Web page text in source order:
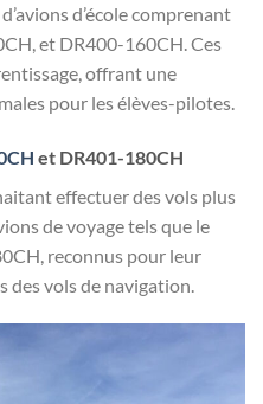
d’école comprenant
et DR400-160CH. Ces
offrant une
pour les élèves-pilotes.
et DR401-180CH
effectuer des vols plus
de voyage tels que le
reconnus pour leur
vols de navigation.